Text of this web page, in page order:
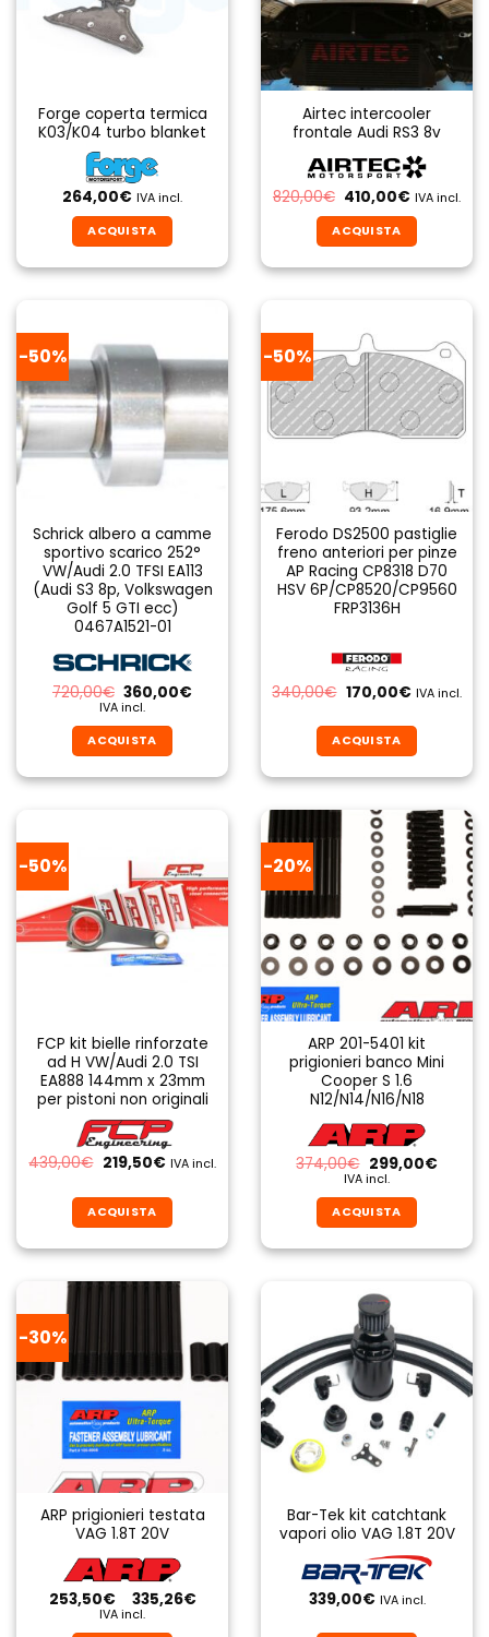
Forge coperta termica
K03/K04 turbo blanket
264,00€ IVA incl.
ACQUISTA
Airtec intercooler
frontale Audi RS3 8v
820,00€ Il
prezzo
originale
era:
820,00€.
410,00€Il
attuale
è:
410,00€.
IVA incl.
ACQUISTA
-50%
Schrick albero a camme
sportivo scarico 252°
VW/Audi 2.0 TFSI EA113
(Audi S3 8p, Volkswagen
Golf 5 GTI ecc)
0467A1521-01
720,00€ Il
prezzo
era:
720,00€.
360,00€Il
IVA incl.
ACQUISTA
-50%
Ferodo DS2500 pastiglie
freno anteriori per pinze
AP Racing CP8318 D70
HSV 6P/CP8520/CP9560
FRP3136H
340,00€ Il
prezzo
era:
340,00€.
170,00€Il
è:
170,00€.
IVA incl.
ACQUISTA
-50%
FCP kit bielle rinforzate
ad H VW/Audi 2.0 TSI
EA888 144mm x 23mm
per pistoni non originali
439,00€ Il
prezzo
era:
439,00€.
219,50€Il
è:
IVA incl.
ACQUISTA
-20%
ARP 201-5401 kit
prigionieri banco Mini
Cooper S 1.6
N12/N14/N16/N18
374,00€ Il
prezzo
era:
374,00€.
299,00€Il
IVA incl.
ACQUISTA
-30%
ARP prigionieri testata
VAG 1.8T 20V
253,50€ 335,26€Fascia
IVA incl.
Bar-Tek kit catchtank
vapori olio VAG 1.8T 20V
339,00€ IVA incl.